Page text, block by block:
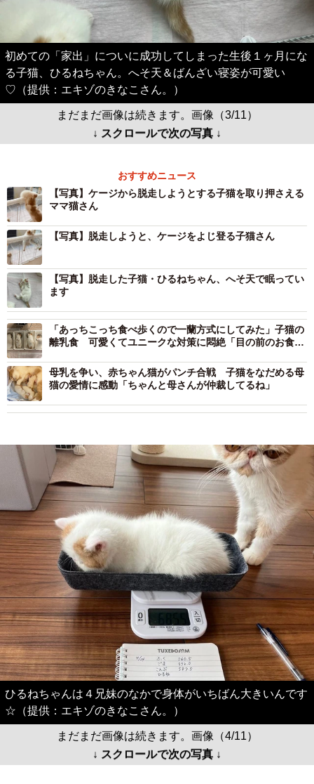
初めての「家出」についに成功してしまった生後１ヶ月にな
る子猫、ひるねちゃん。へそ天＆ばんざい寝姿が可愛い
♡（提供：エキゾのきなこさん。）
まだまだ画像は続きます。画像（3/11）
↓ スクロールで次の写真 ↓
おすすめニュース
【写真】ケージから脱走しようとする子猫を取り押さえる
ママ猫さん
【写真】脱走しようと、ケージをよじ登る子猫さん
【写真】脱走した子猫・ひるねちゃん、へそ天で眠ってい
ます
「あっちこっち食べ歩くので一蘭方式にしてみた」子猫の
離乳食 可愛くてユニークな対策に悶絶「目の前のお食事
母乳を争い、赤ちゃん猫がパンチ合戦 子猫をなだめる母
猫の愛情に感動「ちゃんと母さんが仲裁してるね」
ひるねちゃんは４兄妹のなかで身体がいちばん大きいんです
☆（提供：エキゾのきなこさん。）
まだまだ画像は続きます。画像（4/11）
↓ スクロールで次の写真 ↓